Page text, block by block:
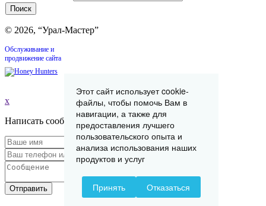
© 2026, “Урал-Мастер”
Обслуживание и
продвижение сайта
x
Написать сообщение
Отправить
Этот сайт использует cookie-
файлы, чтобы помочь Вам в
навигации, а также для
предоставления лучшего
пользовательского опыта и
анализа использования наших
продуктов и услуг
Принять Отказаться